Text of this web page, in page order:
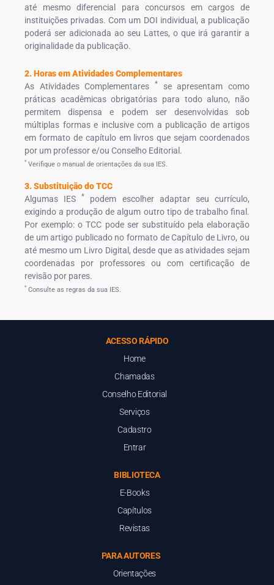
até mesmo diferencial para concursos em cargos de
instituições privadas. Com um DOI individual, a publicação
poderá ser adicionada ao seu Lattes, o que irá garantir a
originalidade da publicação.
2. Horas em Atividades Complementares
As Atividades Complementares
*
se apresentam como
práticas acadêmicas obrigatórias para todo aluno, não
permitem dispensa e podem ser desenvolvidas sob
múltiplas formas e inclusive com a publicação de artigos
em formato de capítulo em livros que sejam coordenados
por um professor e/ou Conselho Editorial.
* Verifique o manual de orientações da sua IES.
3. Substituição do TCC
Algumas IES*
podem escolher adaptar seu currículo,
exigindo a produção de algum outro tipo de trabalho final.
Por exemplo: o TCC pode ser substituído pela elaboração
de um artigo publicado no formato de Capítulo de Livro, ou
até mesmo um Livro Digital, desde que as atividades sejam
coordenadas por professores ou com certificação de
revisão por pares.
* Consulte as regras da sua IES.
ACESSO RÁPIDO
Home
Chamadas
Conselho Editorial
Serviços
Cadastro
Entrar
BIBLIOTECA
E-Books
Capítulos
Revistas
PARA AUTORES
Orientações